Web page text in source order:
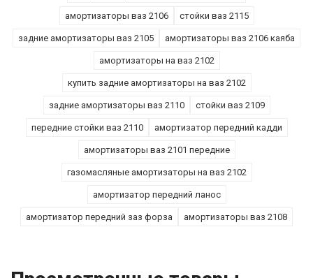
амортизаторы ваз 2106 стойки ваз 2115
задние амортизаторы ваз 2105 амортизаторы ваз 2106 каяба
амортизаторы на ваз 2102
купить задние амортизаторы на ваз 2102
задние амортизаторы ваз 2110 стойки ваз 2109
передние стойки ваз 2110 амортизатор передний кадди
амортизаторы ваз 2101 передние
газомасляные амортизаторы на ваз 2102
амортизатор передний ланос
амортизатор передний заз форза амортизаторы ваз 2108